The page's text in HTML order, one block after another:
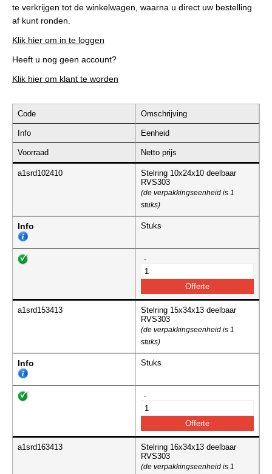
te verkrijgen tot de winkelwagen, waarna u direct uw bestelling
af kunt ronden.
Klik hier om in te loggen
Heeft u nog geen account?
Klik hier om klant te worden
Code Omschrijving
Info Eenheid
Voorraad Netto prijs
a1srd102410
Stelring 10x24x10 deelbaar
RVS303
(de verpakkingseenheid is 1
stuks)
Info Stuks
-
a1srd153413
Stelring 15x34x13 deelbaar
RVS303
(de verpakkingseenheid is 1
stuks)
Info Stuks
-
a1srd163413
Stelring 16x34x13 deelbaar
RVS303
(de verpakkingseenheid is 1